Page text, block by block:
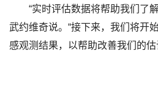
“实时评估数据将帮助我们了
武约维奇说。“接下来，我们将开
感观测结果，以帮助改善我们的估